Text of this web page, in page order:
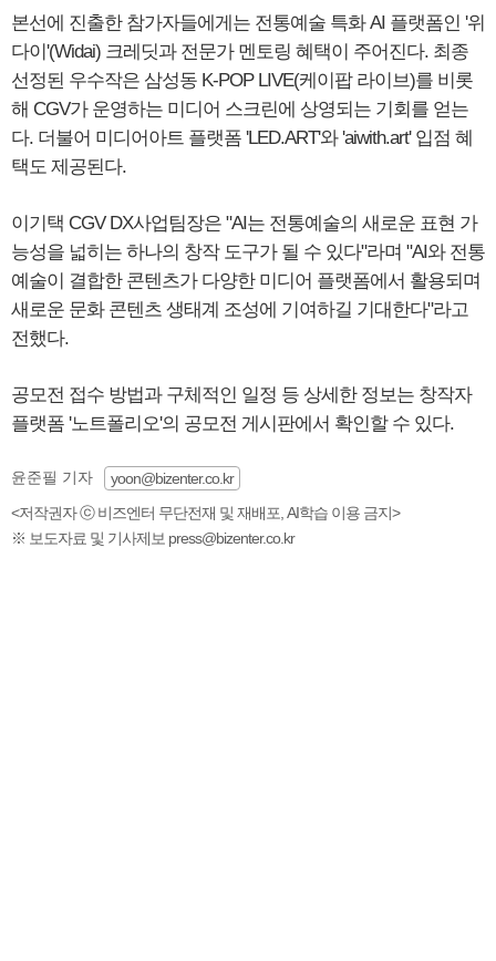
본선에 진출한 참가자들에게는 전통예술 특화 AI 플랫폼인 '위
다이'(Widai) 크레딧과 전문가 멘토링 혜택이 주어진다. 최종
선정된 우수작은 삼성동 K-POP LIVE(케이팝 라이브)를 비롯
해 CGV가 운영하는 미디어 스크린에 상영되는 기회를 얻는
다. 더불어 미디어아트 플랫폼 'LED.ART'와 'aiwith.art' 입점 혜
택도 제공된다.
이기택 CGV DX사업팀장은 "AI는 전통예술의 새로운 표현 가
능성을 넓히는 하나의 창작 도구가 될 수 있다"라며 "AI와 전통
예술이 결합한 콘텐츠가 다양한 미디어 플랫폼에서 활용되며
새로운 문화 콘텐츠 생태계 조성에 기여하길 기대한다"라고
전했다.
공모전 접수 방법과 구체적인 일정 등 상세한 정보는 창작자
플랫폼 '노트폴리오'의 공모전 게시판에서 확인할 수 있다.
윤준필 기자
yoon@bizenter.co.kr
<저작권자 ⓒ 비즈엔터 무단전재 및 재배포, AI학습 이용 금지>
※ 보도자료 및 기사제보 press@bizenter.co.kr